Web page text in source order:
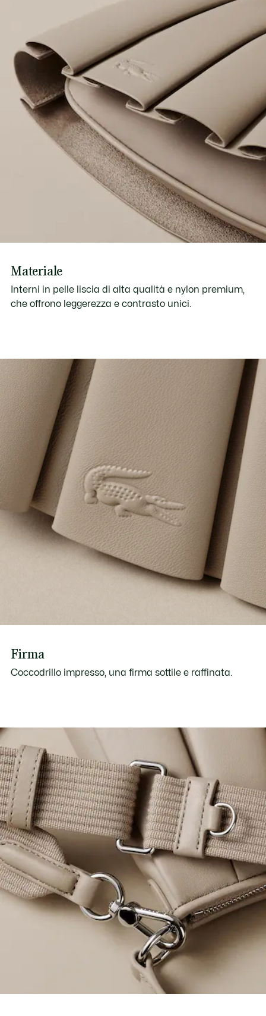
Materiale
Interni in pelle liscia di alta qualità e nylon premium,
che offrono leggerezza e contrasto unici.
Firma
Coccodrillo impresso, una firma sottile e raffinata.